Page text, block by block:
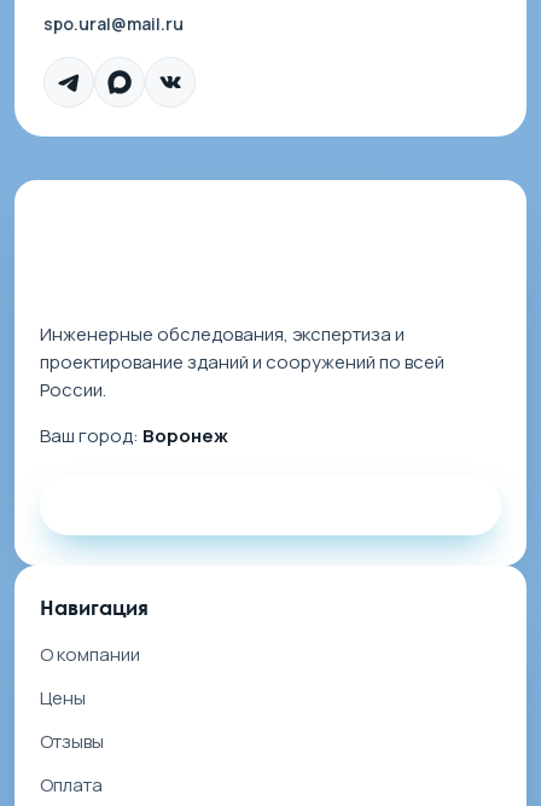
spo.ural@mail.ru
Инженерные обследования, экспертиза и
проектирование зданий и сооружений по всей
России.
Ваш город: Воронеж
Навигация
О компании
Цены
Отзывы
Оплата